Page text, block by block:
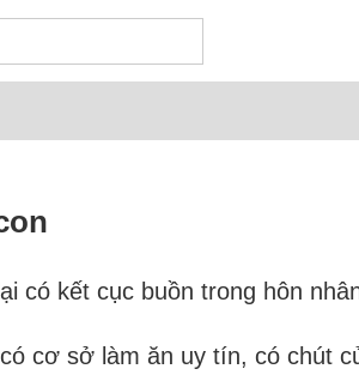
có kết cục buồn trong hôn
cơ sở làm ăn uy tín, có chút